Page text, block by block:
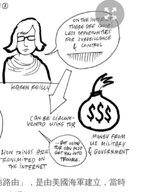
路由」，是由美國海軍建立，當時